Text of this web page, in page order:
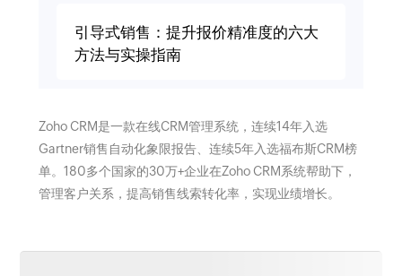
引导式销售：提升报价精准度的六大
方法与实操指南
Zoho CRM是一款在线CRM管理系统，连续14年入选
Gartner销售自动化象限报告、连续5年入选福布斯CRM榜
单。180多个国家的30万+企业在Zoho CRM系统帮助下，
管理客户关系，提高销售线索转化率，实现业绩增长。